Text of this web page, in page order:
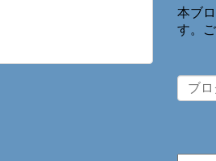
本ブ
す。